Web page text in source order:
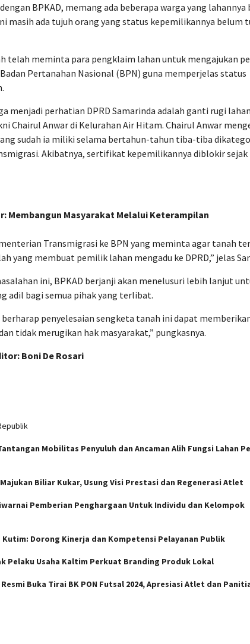
BPKAD, memang ada beberapa warga yang lahannya
masih ada tujuh orang yang status kepemilikannya belum
telah meminta para pengklaim lahan untuk mengajukan
Pertanahan Nasional (BPN) guna memperjelas status
menjadi perhatian DPRD Samarinda adalah ganti rugi
Chairul Anwar di Kelurahan Air Hitam. Chairul Anwar
sudah ia miliki selama bertahun-tahun tiba-tiba
Akibatnya, sertifikat kepemilikannya diblokir sejak
Membangun Masyarakat Melalui Keterampilan
Transmigrasi ke BPN yang meminta agar tanah
yang membuat pemilik lahan mengadu ke DPRD,” jelas
ini, BPKAD berjanji akan menelusuri lebih lanjut
adil bagi semua pihak yang terlibat.
berharap penyelesaian sengketa tanah ini dapat
tidak merugikan hak masyarakat,” pungkasnya.
Boni De Rosari
Mobilitas Penyuluh dan Ancaman Alih Fungsi Lahan
Biliar Kukar, Usung Visi Prestasi dan Regenerasi Atlet
Pemberian Penghargaan Untuk Individu dan Kelompok
Kutim: Dorong Kinerja dan Kompetensi Pelayanan Publik
Pelaku Usaha Kaltim Perkuat Branding Produk Lokal
Buka Tirai BK PON Futsal 2024, Apresiasi Atlet dan